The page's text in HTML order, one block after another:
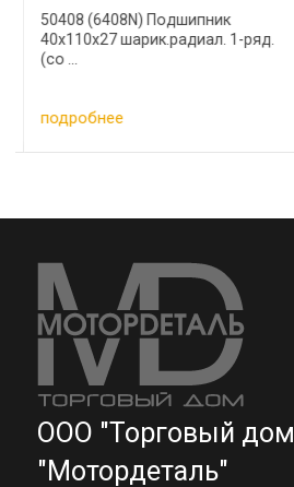
50408 (6408N) Подшипник
40х110х27 шарик.радиал. 1-ряд.
(со ...
подробнее
ООО "Торговый дом
"Мотордеталь"